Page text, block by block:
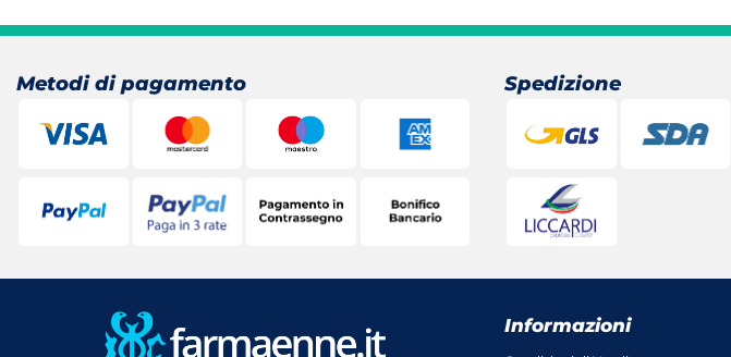
47,95 €.28,58 €.
Metodi di pagamento Spedizione
Informazioni